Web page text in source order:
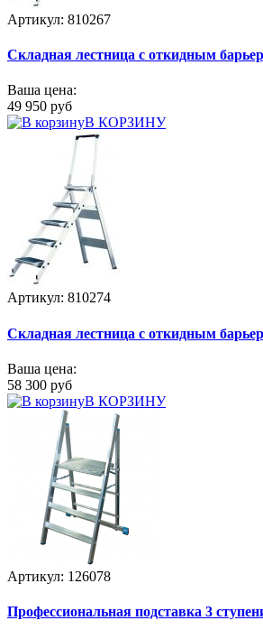
Артикул: 810267
Складная лестница с откидным
Ваша цена:
49 950 руб
В КОРЗИНУ
Артикул: 810274
Складная лестница с откидным
Ваша цена:
58 300 руб
В КОРЗИНУ
Артикул: 126078
Профессиональная подставка 3